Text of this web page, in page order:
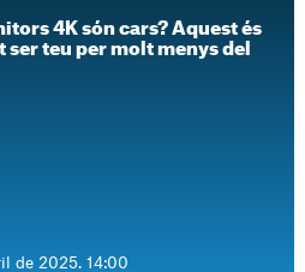
4K són cars? Aquest és
ser teu per molt menys del
de 2025. 14:00